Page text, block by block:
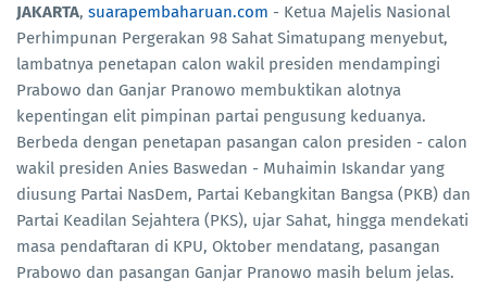
JAKARTA, suarapembaharuan.com - Ketua Majelis Nasional
Perhimpunan Pergerakan 98 Sahat Simatupang menyebut,
lambatnya penetapan calon wakil presiden mendampingi
Prabowo dan Ganjar Pranowo membuktikan alotnya
kepentingan elit pimpinan partai pengusung keduanya.
Berbeda dengan penetapan pasangan calon presiden - calon
wakil presiden Anies Baswedan - Muhaimin Iskandar yang
diusung Partai NasDem, Partai Kebangkitan Bangsa (PKB) dan
Partai Keadilan Sejahtera (PKS), ujar Sahat, hingga mendekati
masa pendaftaran di KPU, Oktober mendatang, pasangan
Prabowo dan pasangan Ganjar Pranowo masih belum jelas.